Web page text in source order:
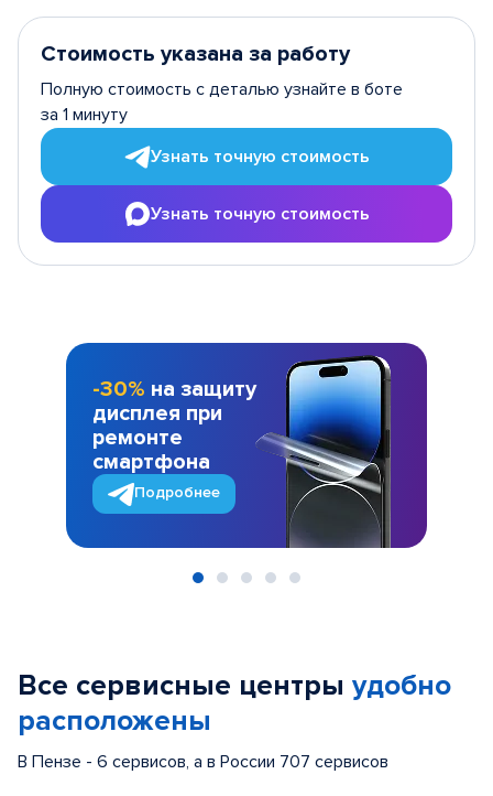
Стоимость указана за работу
Полную стоимость с деталью узнайте в боте
за 1 минуту
Узнать точную стоимость
Узнать точную стоимость
-30% на защиту
дисплея при
ремонте
смартфона
Подробнее
Все сервисные центры удобно
расположены
В Пензе - 6 сервисов, а в России 707 сервисов